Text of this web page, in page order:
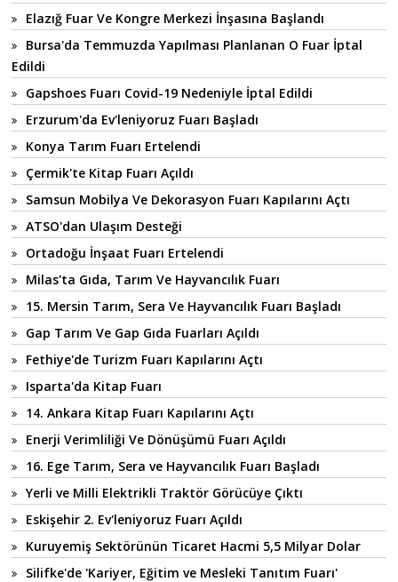
Elazığ Fuar Ve Kongre Merkezi İnşasına Başlandı
Bursa'da Temmuzda Yapılması Planlanan O Fuar İptal
Edildi
Gapshoes Fuarı Covid-19 Nedeniyle İptal Edildi
Erzurum'da Ev'leniyoruz Fuarı Başladı
Konya Tarım Fuarı Ertelendi
Çermik'te Kitap Fuarı Açıldı
Samsun Mobilya Ve Dekorasyon Fuarı Kapılarını Açtı
ATSO'dan Ulaşım Desteği
Ortadoğu İnşaat Fuarı Ertelendi
Milas'ta Gıda, Tarım Ve Hayvancılık Fuarı
15. Mersin Tarım, Sera Ve Hayvancılık Fuarı Başladı
Gap Tarım Ve Gap Gıda Fuarları Açıldı
Fethiye'de Turizm Fuarı Kapılarını Açtı
Isparta'da Kitap Fuarı
14. Ankara Kitap Fuarı Kapılarını Açtı
Enerji Verimliliği Ve Dönüşümü Fuarı Açıldı
16. Ege Tarım, Sera ve Hayvancılık Fuarı Başladı
Yerli ve Milli Elektrikli Traktör Görücüye Çıktı
Eskişehir 2. Ev'leniyoruz Fuarı Açıldı
Kuruyemiş Sektörünün Ticaret Hacmi 5,5 Milyar Dolar
Silifke'de 'Kariyer, Eğitim ve Mesleki Tanıtım Fuarı'